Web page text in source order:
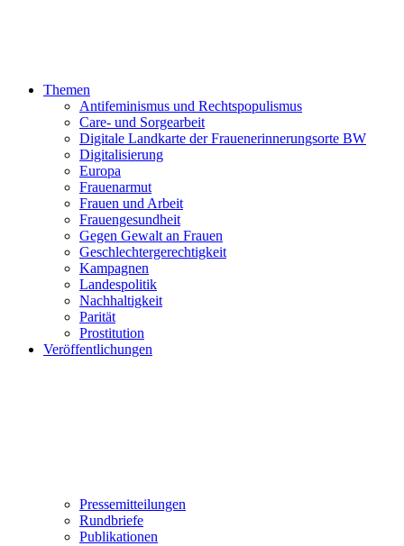
Themen
Antifeminismus und Rechtspopulismus
Care- und Sorgearbeit
Digitale Landkarte der Frauenerinnerungsorte BW
Digitalisierung
Europa
Frauenarmut
Frauen und Arbeit
Frauengesundheit
Gegen Gewalt an Frauen
Geschlechtergerechtigkeit
Kampagnen
Landespolitik
Nachhaltigkeit
Parität
Prostitution
Veröffentlichungen
Pressemitteilungen
Rundbriefe
Publikationen